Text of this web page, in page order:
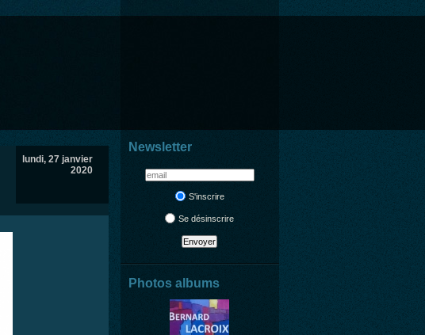
Newsletter
S'inscrire
Se désinscrire
Photos albums
lundi, 27 janvier
2020